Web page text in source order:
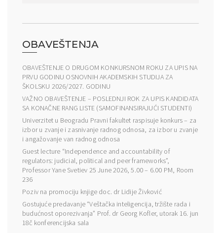
OBAVEŠTENJA
OBAVEŠTENJE O DRUGOM KONKURSNOM ROKU ZA UPIS NA
PRVU GODINU OSNOVNIH AKADEMSKIH STUDIJA ZA
ŠKOLSKU 2026/2027. GODINU
VAŽNO OBAVEŠTENJE – POSLEDNJI ROK ZA UPIS KANDIDATA
SA KONAČNE RANG LISTE (SAMOFINANSIRAJUĆI STUDENTI)
Univerzitet u Beogradu Pravni fakultet raspisuje konkurs – za
izbor u zvanje i zasnivanje radnog odnosa, za izbor u zvanje
i angažovanje van radnog odnosa
Guest lecture “Independence and accountability of
regulators: judicial, political and peer frameworks”,
Professor Yane Svetiev 25 June 2026, 5.00 – 6.00 PM, Room
236
Poziv na promociju knjige doc. dr Lidije Živković
Gostujuće predavanje “Veštačka inteligencija, tržište rada i
budućnost oporezivanja” Prof. dr Georg Kofler, utorak 16. jun
18č konferencijska sala